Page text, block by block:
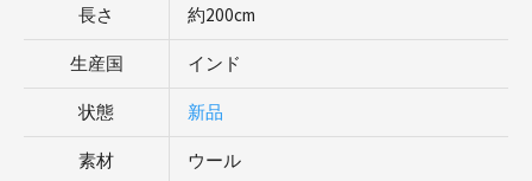
長さ 約200cm
生産国 インド
状態 新品
素材 ウール